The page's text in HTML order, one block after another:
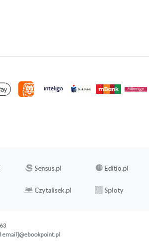
Sensus.pl Editio.pl
Czytalisek.pl Sploty
email]@ebookpoint.pl